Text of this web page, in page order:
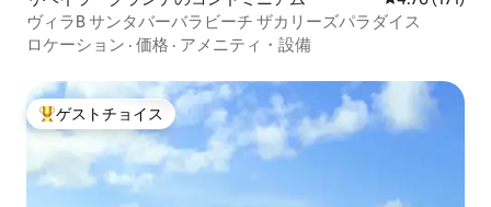
ヴィラB サンタバーバラビーチ ザカリーズパラダイス
ロケーション · 価格 · アメニティ・設備
大好評のゲストチョイスです。
ゲストチョイス